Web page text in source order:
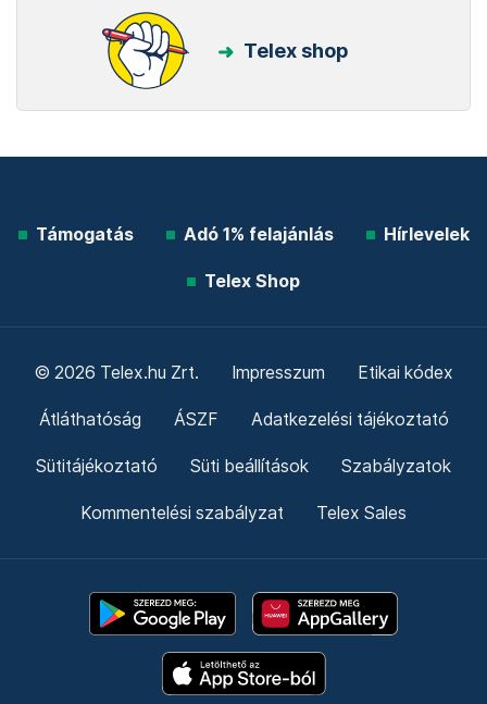
Telex shop
Támogatás Adó 1% felajánlás Hírlevelek
Telex Shop
© 2026 Telex.hu Zrt. Impresszum Etikai kódex
Átláthatóság ÁSZF Adatkezelési tájékoztató
Sütitájékoztató Süti beállítások Szabályzatok
Kommentelési szabályzat Telex Sales